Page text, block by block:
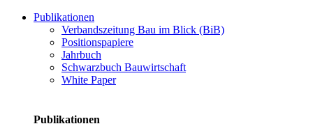
Publikationen
Verbandszeitung Bau im Blick (BiB)
Positionspapiere
Jahrbuch
Schwarzbuch Bauwirtschaft
White Paper
Publikationen